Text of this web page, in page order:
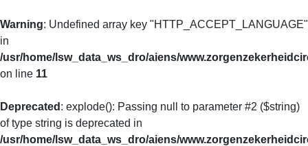
Warning: Undefined array key "HTTP_ACCEPT_LANGUAGE"
in
/usr/home/lsw_data_ws_dro/aiens/
on line 11
Deprecated : explode(): Passing null to parameter #2 ($string)
of type string is deprecated in
/usr/home/lsw_data_ws_dro/aiens/